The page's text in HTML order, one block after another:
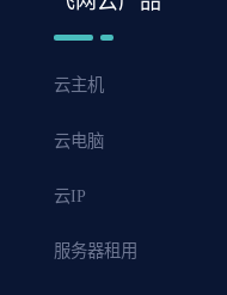
云主机
云电脑
云IP
服务器租用